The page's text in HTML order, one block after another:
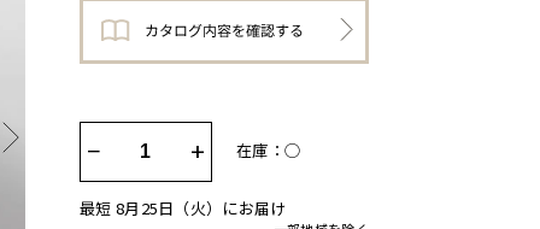
− + 在庫：◯
最短 8月25日（火）にお届け